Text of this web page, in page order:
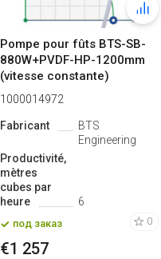
Pompe pour fûts BTS-SB-
880W+PVDF-HP-1200mm
(vitesse constante)
1000014972
Fabricant
BTS
Engineering
Productivité,
mètres
cubes par
heure
6
под заказ 0
€1 257